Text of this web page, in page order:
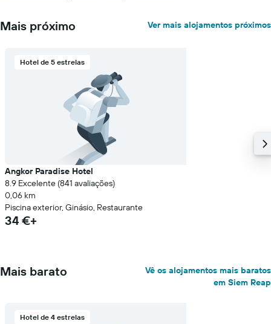
Mais próximo Ver mais alojamentos próximos
Hotel de 5 estrelas
Angkor Paradise Hotel
8.9 Excelente (841 avaliações)
0,06 km
Piscina exterior, Ginásio, Restaurante
34 €+
Mais barato
Vê os alojamentos mais baratos
em Siem Reap
Hotel de 4 estrelas